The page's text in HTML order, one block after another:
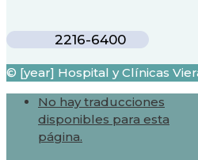
2216-6400
© [year] Hospital y Clínicas
No hay traducciones
disponibles para esta
página.